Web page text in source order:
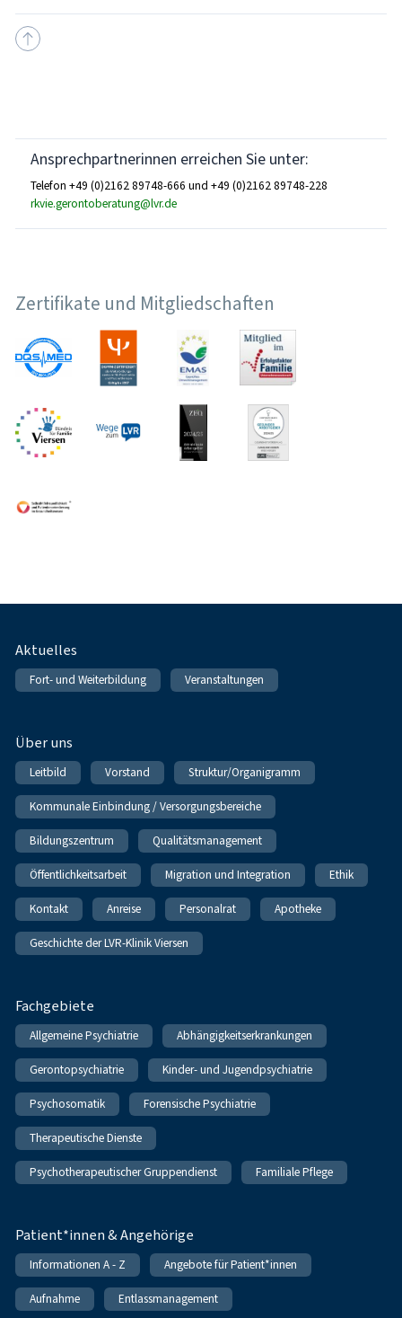
Ansprechpartnerinnen erreichen Sie unter:
Telefon +49 (0)2162 89748-666 und +49 (0)2162 89748-228
rkvie.gerontoberatung@lvr.de
Zertifikate und Mitgliedschaften
Fußnavigation
Aktuelles
Fort- und Weiterbildung Veranstaltungen
Über uns
Leitbild Vorstand Struktur/Organigramm
Kommunale Einbindung / Versorgungsbereiche
Bildungszentrum Qualitätsmanagement
Öffentlichkeitsarbeit Migration und Integration Ethik
Kontakt Anreise Personalrat Apotheke
Geschichte der LVR-Klinik Viersen
Fachgebiete
Allgemeine Psychiatrie Abhängigkeitserkrankungen
Gerontopsychiatrie Kinder- und Jugendpsychiatrie
Psychosomatik Forensische Psychiatrie
Therapeutische Dienste
Psychotherapeutischer Gruppendienst Familiale Pflege
Patient*innen & Angehörige
Informationen A - Z Angebote für Patient*innen
Aufnahme Entlassmanagement